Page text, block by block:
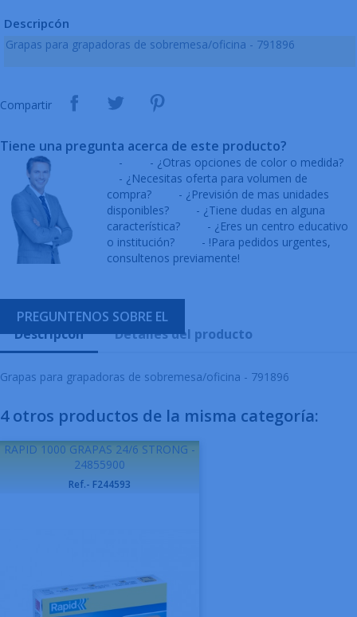
Descripcón
Grapas para grapadoras de sobremesa/oficina - 791896
Compartir
Tiene una pregunta acerca de este producto?
-
- ¿Otras opciones de color o medida?
- ¿Necesitas oferta para volumen de
compra?
- ¿Previsión de mas unidades
disponibles?
- ¿Tiene dudas en alguna
característica?
- ¿Eres un centro educativo
o institución?
- !Para pedidos urgentes,
consultenos previamente!
PREGUNTENOS SOBRE EL
Descripcón
Detalles del producto
Grapas para grapadoras de sobremesa/oficina - 791896
4 otros productos de la misma categoría:
RAPID 1000 GRAPAS 24/6 STRONG -
24855900
Ref.- F244593